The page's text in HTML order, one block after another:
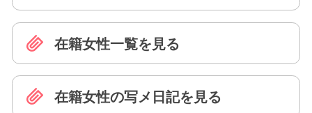
在籍女性一覧を見る
在籍女性の写メ日記を見る